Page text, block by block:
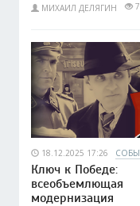
МИХАИЛ ДЕЛЯГИН
18.12.2025 17:26
Ключ к Победе:
всеобъемлющая
модернизация